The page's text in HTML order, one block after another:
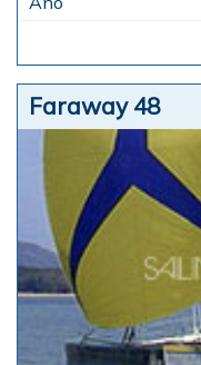
Faraway 48